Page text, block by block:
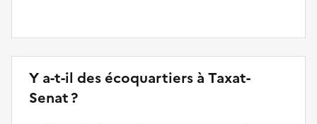
Y a-t-il des écoquartiers à Taxat-
Senat ?